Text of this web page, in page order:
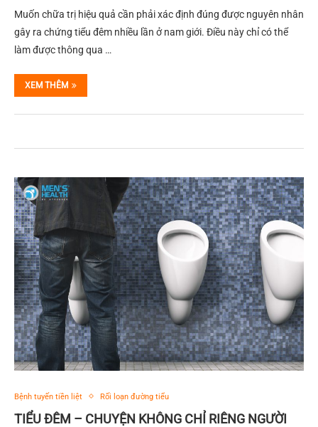
Muốn chữa trị hiệu quả cần phải xác định đúng được nguyên nhân
gây ra chứng tiểu đêm nhiều lần ở nam giới. Điều này chỉ có thể
làm được thông qua …
XEM THÊM
Bệnh tuyến tiền liệt Rối loạn đường tiểu
TIỂU ĐÊM – CHUYỆN KHÔNG CHỈ RIÊNG NGƯỜI